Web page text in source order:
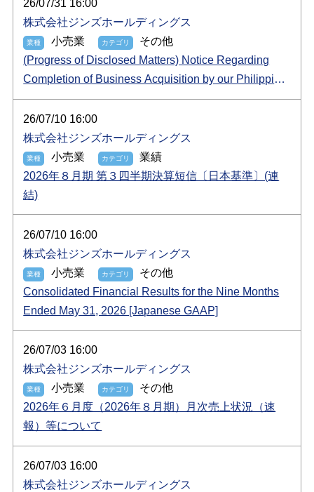
26/07/31 16:00
株式会社ジンズホールディングス
小売業
その他
(Progress of Disclosed Matters) Notice Regarding
Completion of Business Acquisition by our Philippine
Subsidiary
26/07/10 16:00
株式会社ジンズホールディングス
小売業
業績
2026年８月期 第３四半期決算短信〔日本基準〕(連
結)
26/07/10 16:00
株式会社ジンズホールディングス
小売業
その他
Consolidated Financial Results for the Nine Months
Ended May 31, 2026 [Japanese GAAP]
26/07/03 16:00
株式会社ジンズホールディングス
小売業
その他
2026年６月度（2026年８月期）月次売上状況（速
報）等について
26/07/03 16:00
株式会社ジンズホールディングス